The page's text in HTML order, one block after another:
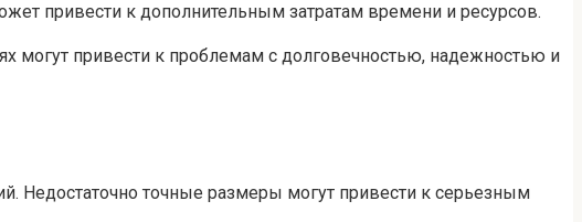
привести к дополнительным затратам времени и ресурсов.
могут привести к проблемам с долговечностью, надежностью и
Недостаточно точные размеры могут привести к серьезным